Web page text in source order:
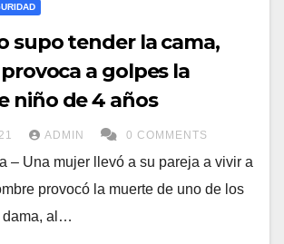
supo tender la cama,
a golpes la
muerte de niño de 4 años
ADMIN 0 COMMENTS
– Una mujer llevó a su pareja a vivir a
provocó la muerte de uno de los
dama, al…